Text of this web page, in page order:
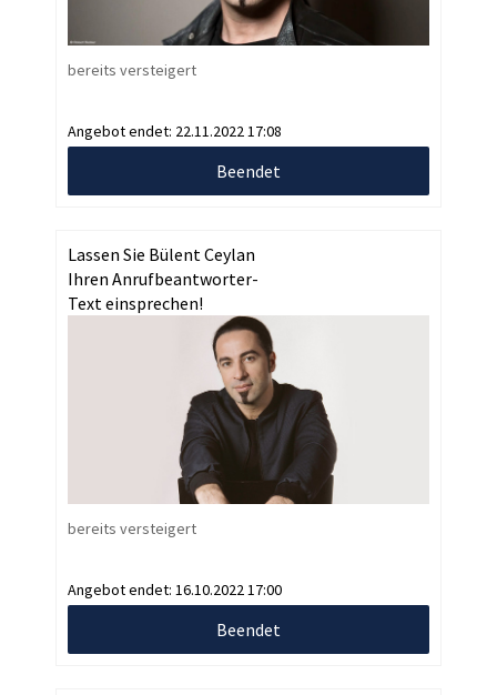
bereits versteigert
Angebot endet: 22.11.2022 17:08
Beendet
Lassen Sie Bülent Ceylan
Ihren Anrufbeantworter-
Text einsprechen!
bereits versteigert
Angebot endet: 16.10.2022 17:00
Beendet